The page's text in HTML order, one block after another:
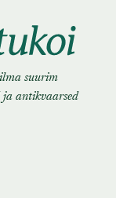
suurim
antikvaarsed